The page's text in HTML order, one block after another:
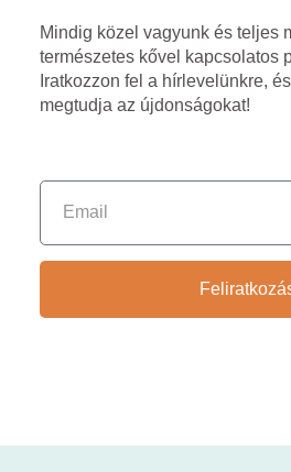
Mindig közel vagyunk és teljes
természetes kővel kapcsolatos
Iratkozzon fel a hírlevelünkre,
megtudja az újdonságokat!